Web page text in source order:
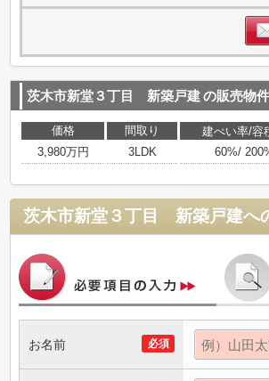
茨木市新堂３丁目 新築戸建の販売物
価格 間取り 建ぺい率/容
3,980万円
3LDK 60%/
茨木市新堂３丁目 新築戸建へ
必須
お名前